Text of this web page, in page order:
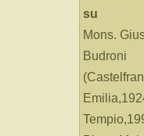
su
Mons.
Budroni